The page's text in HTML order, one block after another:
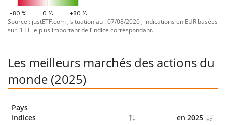
-80 % 0 %
+80 %
Source : justETF.com ; situation au : 07/08/2026 ; indications en EUR basées
sur l’ETF le plus important de l’indice correspondant.
Les meilleurs marchés des actions du
monde (2025)
Pays
Indices
en 2025